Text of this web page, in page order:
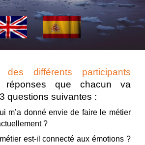
des différents participants
réponses que chacun va
questions suivantes :
m’a donné envie de faire le métier
?
est-il connecté aux émotions ?